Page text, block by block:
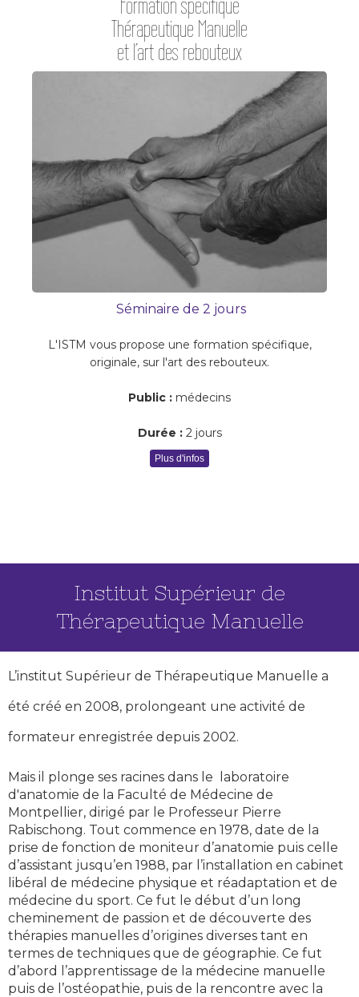
Thérapeutique Manuelle
et l’art des rebouteux
Séminaire de 2 jours
L'ISTM vous propose une formation spécifique,
originale, sur l'art des rebouteux.
Public : médecins
Durée :2 jours
Plus d'infos
Institut Supérieur de
Thérapeutique Manuelle
L’institut Supérieur de Thérapeutique Manuelle a
été créé en 2008, prolongeant une activité de
formateur enregistrée depuis 2002.
Mais il plonge ses racines dans le laboratoire
d'anatomie de la Faculté de Médecine de
Montpellier, dirigé par le Professeur Pierre
Rabischong. Tout commence en 1978, date de la
prise de fonction de moniteur d’anatomie puis celle
d’assistant jusqu’en 1988, par l’installation en cabinet
libéral de médecine physique et réadaptation et de
médecine du sport. Ce fut le début d’un long
cheminement de passion et de découverte des
thérapies manuelles d’origines diverses tant en
termes de techniques que de géographie. Ce fut
d’abord l’apprentissage de la médecine manuelle
puis de l’ostéopathie, puis de la rencontre avec la